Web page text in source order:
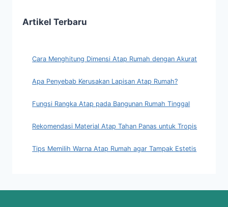
Artikel Terbaru
Cara Menghitung Dimensi Atap Rumah dengan Akurat
Apa Penyebab Kerusakan Lapisan Atap Rumah?
Fungsi Rangka Atap pada Bangunan Rumah Tinggal
Rekomendasi Material Atap Tahan Panas untuk Tropis
Tips Memilih Warna Atap Rumah agar Tampak Estetis